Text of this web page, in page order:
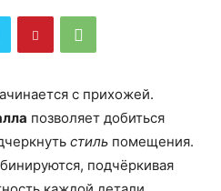
с прихожей.
позволяет добиться
стиль помещения.
подчёркивая